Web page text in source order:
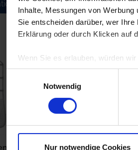
Inhalte, Messungen von
Sie entscheiden darüber, wer
Erklärung oder durch Klicken auf
Wenn Sie es erlauben, würden
Informationen über Ihre
Ihr Gerät durch aktives
Erfahren Sie mehr darüber, wie
Einzelheitenfest.
Wir verwenden Cookies, um
und die Zugriffe auf unsere
Notwendig
Nur notwendige Cookies
Mehr
Metall